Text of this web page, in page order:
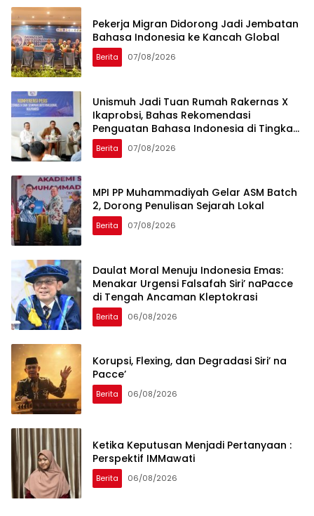
Pekerja Migran Didorong Jadi Jembatan
Bahasa Indonesia ke Kancah Global
Berita 07/08/2026
Unismuh Jadi Tuan Rumah Rakernas X
Ikaprobsi, Bahas Rekomendasi
Penguatan Bahasa Indonesia di Tingkat
Global
Berita 07/08/2026
MPI PP Muhammadiyah Gelar ASM Batch
2, Dorong Penulisan Sejarah Lokal
Berita 07/08/2026
Daulat Moral Menuju Indonesia Emas:
Menakar Urgensi Falsafah Siri’ naPacce
di Tengah Ancaman Kleptokrasi
Berita 06/08/2026
Korupsi, Flexing, dan Degradasi Siri’ na
Pacce’
Berita 06/08/2026
Ketika Keputusan Menjadi Pertanyaan :
Perspektif IMMawati
Berita 06/08/2026